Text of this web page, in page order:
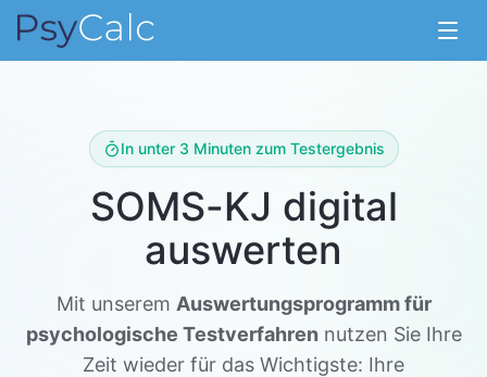
In unter 3 Minuten zum Testergebnis
SOMS-KJ digital
auswerten
Mit unserem Auswertungsprogramm für
psychologische Testverfahren nutzen Sie Ihre
Zeit wieder für das Wichtigste: Ihre